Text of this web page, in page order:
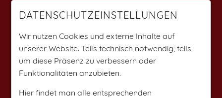
Weitere Angebote findest du auf:
DATENSCHUTZEINSTELLUNGEN
Wir nutzen Cookies und externe Inhalte auf
unserer Website. Teils technisch notwendig, teils
um diese Präsenz zu verbessern oder
Funktionalitäten anzubieten.
Hier findet man alle entsprechenden